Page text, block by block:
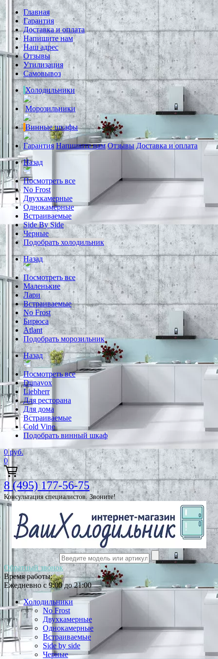
Главная
Гарантия
Доставка и оплата
Напишите нам
Наш адрес
Отзывы
Утилизация
Самовывоз
Холодильники
Морозильники
Винные шкафы
Гарантия Напишите нам Отзывы Доставка и оплата
Назад
Посмотреть все
No Frost
Двухкамерные
Однокамерные
Встраиваемые
Side By Side
Черные
Подобрать холодильник
Назад
Посмотреть все
Маленькие
Лари
Встраиваемые
No Frost
Бирюса
Atlant
Подобрать морозильник
Назад
Посмотреть все
Dunavox
Liebherr
Для ресторана
Для дома
Встраиваемые
Cold Vine
Подобрать винный шкаф
0 руб.
0
8 (495) 177-56-75
Консультация специалистов. Звоните!
Обратный звонок
Время работы:
Ежедневно с 9:00 до 21:00
Холодильники
No Frost
Двухкамерные
Однокамерные
Встраиваемые
Side by side
Черные